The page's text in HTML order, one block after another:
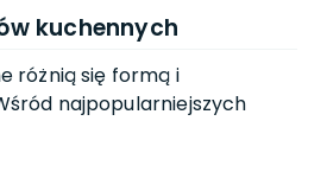
kuchennych
różnią się formą i
najpopularniejszych